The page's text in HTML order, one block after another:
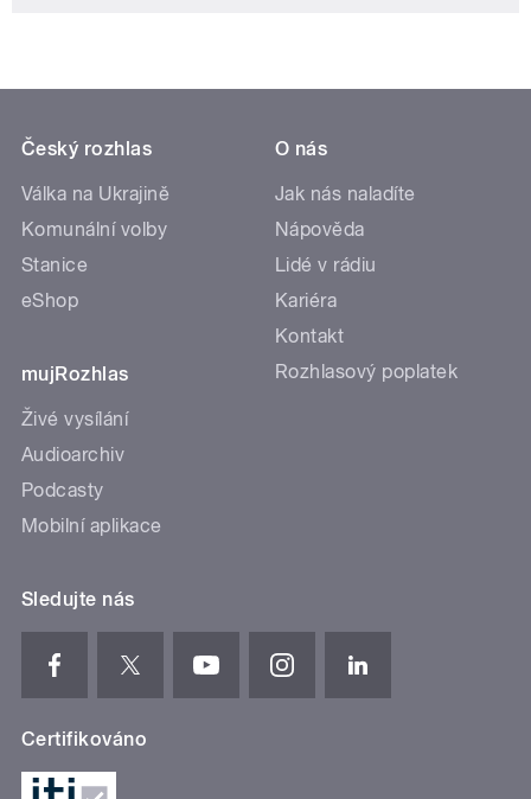
Český rozhlas
Válka na Ukrajině
Komunální volby
Stanice
eShop
mujRozhlas
Živé vysílání
Audioarchiv
Podcasty
Mobilní aplikace
O nás
Jak nás naladíte
Nápověda
Lidé v rádiu
Kariéra
Kontakt
Rozhlasový poplatek
Sledujte nás
Certifikováno